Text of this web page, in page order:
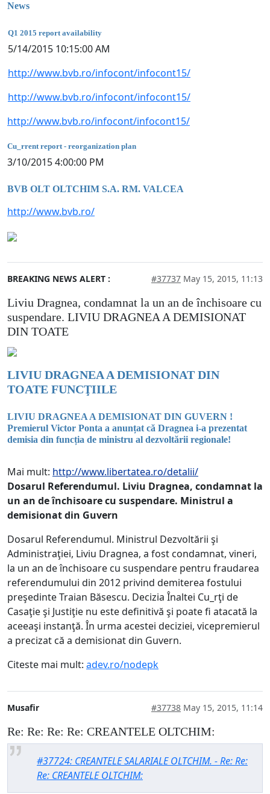
News
Q1 2015 report availability
5/14/2015 10:15:00 AM
http://www.bvb.ro/infocont/infocont15/
http://www.bvb.ro/infocont/infocont15/
http://www.bvb.ro/infocont/infocont15/
Cu_rrent report - reorganization plan
3/10/2015 4:00:00 PM
BVB OLT OLTCHIM S.A. RM. VALCEA
http://www.bvb.ro/
BREAKING NEWS ALERT : #37737 May 15, 2015, 11:13
Liviu Dragnea, condamnat la un an de închisoare cu
suspendare. LIVIU DRAGNEA A DEMISIONAT
DIN TOATE
LIVIU DRAGNEA A DEMISIONAT DIN
TOATE FUNCŢIILE
LIVIU DRAGNEA A DEMISIONAT DIN GUVERN !
Premierul Victor Ponta a anunțat că Dragnea i-a prezentat
demisia din funcția de ministru al dezvoltării regionale!
Mai mult: http://www.libertatea.ro/detalii/
Dosarul Referendumul. Liviu Dragnea, condamnat la
un an de închisoare cu suspendare. Ministrul a
demisionat din Guvern
Dosarul Referendumul. Ministrul Dezvoltării şi
Administraţiei, Liviu Dragnea, a fost condamnat, vineri,
la un an de închisoare cu suspendare pentru fraudarea
referendumului din 2012 privind demiterea fostului
preşedinte Traian Băsescu. Decizia Înaltei Cu_rţi de
Casaţie şi Justiţie nu este definitivă şi poate fi atacată la
aceeaşi instanţă. În urma acestei deciziei, vicepremierul
a precizat că a demisionat din Guvern.
Citeste mai mult: adev.ro/nodepk
Musafir #37738 May 15, 2015, 11:14
Re: Re: Re: Re: CREANTELE OLTCHIM:
#37724: CREANTELE SALARIALE OLTCHIM. - Re: Re:
Re: CREANTELE OLTCHIM: